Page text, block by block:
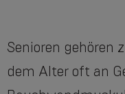
Senioren gehören
dem Alter oft an